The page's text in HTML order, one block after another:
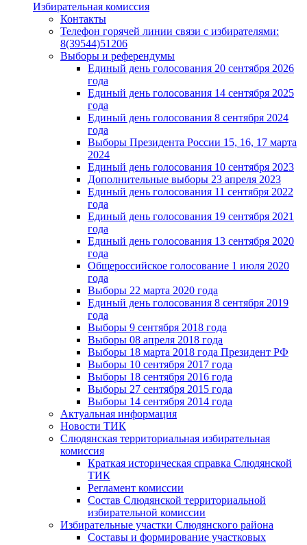
Избирательная комиссия
Контакты
Телефон горячей линии связи с избирателями:
8(39544)51206
Выборы и референдумы
Единый день голосования 20 сентября 2026
года
Единый день голосования 14 сентября 2025
года
Единый день голосования 8 сентября 2024
года
Выборы Президента России 15, 16, 17 марта
2024
Единый день голосования 10 сентября 2023
Дополнительные выборы 23 апреля 2023
Единый день голосования 11 сентября 2022
года
Единый день голосования 19 сентября 2021
года
Единый день голосования 13 сентября 2020
года
Общероссийское голосование 1 июля 2020
года
Выборы 22 марта 2020 года
Единый день голосования 8 сентября 2019
года
Выборы 9 сентября 2018 года
Выборы 08 апреля 2018 года
Выборы 18 марта 2018 года Президент РФ
Выборы 10 сентября 2017 года
Выборы 18 сентября 2016 года
Выборы 27 сентября 2015 года
Выборы 14 сентября 2014 года
Актуальная информация
Новости ТИК
Слюдянская территориальная избирательная
комиссия
Краткая историческая справка Слюдянской
ТИК
Регламент комиссии
Состав Слюдянской территориальной
избирательной комиссии
Избирательные участки Слюдянского района
Составы и формирование участковых